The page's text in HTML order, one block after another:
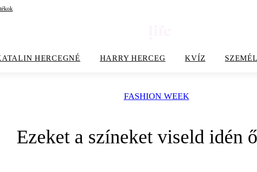
HERCEGNÉ HARRY HERCEG KVÍZ
FASHION WEEK
Ezeket a színeket viseld idén